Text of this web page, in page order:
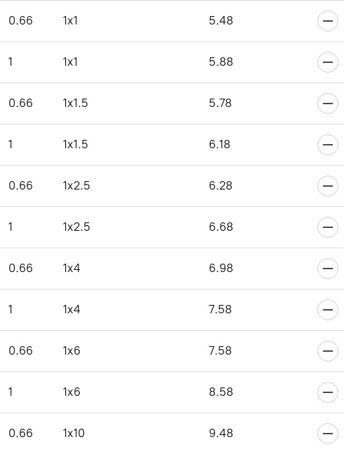
0.66 1x1 5.48
1 1x1 5.88
0.66 1x1.5 5.78
1 1x1.5 6.18
0.66 1x2.5 6.28
1 1x2.5 6.68
0.66 1x4 6.98
1 1x4 7.58
0.66 1x6 7.58
1 1x6 8.58
0.66 1x10 9.48